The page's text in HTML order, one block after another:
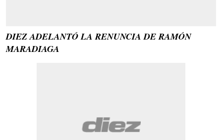
DIEZ ADELANTÓ LA RENUNCIA DE RAMÓN
MARADIAGA